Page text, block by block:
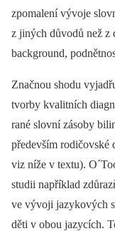
zpomalení vývoje
z jiných důvodů než z
background,
Značnou shodu
tvorby kvalitních
rané slovní zásoby
především
viz níže v textu).
studii například
ve vývoji jazykových
děti v obou jazycích.